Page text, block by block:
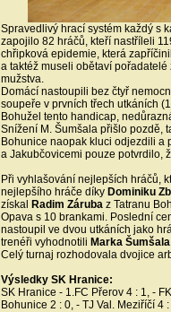
Spravedlivý hrací systém každý s
zapojilo 82 hráčů, kteří nastříleli
chřipková epidemie, která
a taktéž museli obětaví
mužstva.
Domácí nastoupili bez čtyř
soupeře v prvních třech utkáních
Bohužel tento handicap,
Snížení M. Šumšala přišlo pozdě,
Bohunice naopak kluci odjezdili a
a Jakubčovicemi pouze potvrdilo,
Při vyhlašování nejlepších hráčů,
nejlepšího hráče díky Dominiku
získal Radim Záruba z Tatranu
Opava s 10 brankami. Poslední
nastoupil ve dvou utkáních jako
trenéři vyhodnotili Marka Šumšala
Celý turnaj rozhodovala dvojice
Výsledky SK Hranice:
SK Hranice - 1.FC Přerov 4 : 1, -
Bohunice 2 : 0, - TJ Val. Meziříčí 4